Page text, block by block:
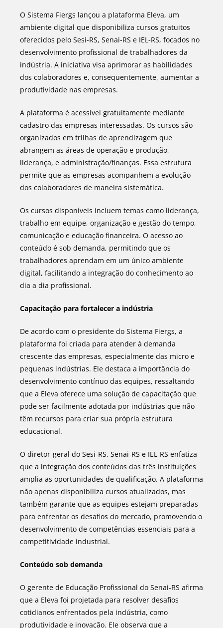
O Sistema Fiergs lançou a plataforma Eleva, um
ambiente digital que disponibiliza cursos gratuitos
oferecidos pelo Sesi-RS, Senai-RS e IEL-RS, focados no
desenvolvimento profissional de trabalhadores da
indústria. A iniciativa visa aprimorar as habilidades
dos colaboradores e, consequentemente, aumentar a
produtividade nas empresas.
A plataforma é acessível gratuitamente mediante
cadastro das empresas interessadas. Os cursos são
organizados em trilhas de aprendizagem que
abrangem as áreas de operação e produção,
liderança, e administração/finanças. Essa estrutura
permite que as empresas acompanhem a evolução
dos colaboradores de maneira sistemática.
Os cursos disponíveis incluem temas como liderança,
trabalho em equipe, organização e gestão do tempo,
comunicação e educação financeira. O acesso ao
conteúdo é sob demanda, permitindo que os
trabalhadores aprendam em um único ambiente
digital, facilitando a integração do conhecimento ao
dia a dia profissional.
Capacitação para fortalecer a indústria
De acordo com o presidente do Sistema Fiergs, a
plataforma foi criada para atender à demanda
crescente das empresas, especialmente das micro e
pequenas indústrias. Ele destaca a importância do
desenvolvimento contínuo das equipes, ressaltando
que a Eleva oferece uma solução de capacitação que
pode ser facilmente adotada por indústrias que não
têm recursos para criar sua própria estrutura
educacional.
O diretor-geral do Sesi-RS, Senai-RS e IEL-RS enfatiza
que a integração dos conteúdos das três instituições
amplia as oportunidades de qualificação. A plataforma
não apenas disponibiliza cursos atualizados, mas
também garante que as equipes estejam preparadas
para enfrentar os desafios do mercado, promovendo o
desenvolvimento de competências essenciais para a
competitividade industrial.
Conteúdo sob demanda
O gerente de Educação Profissional do Senai-RS afirma
que a Eleva foi projetada para resolver desafios
cotidianos enfrentados pela indústria, como
produtividade e inovação. Ele observa que a